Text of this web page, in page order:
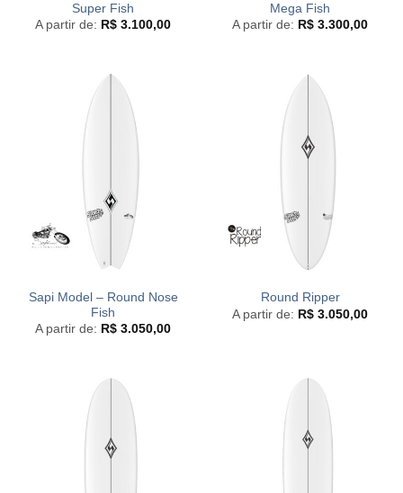
Super Fish
A partir de: R$ 3.100,00
Mega Fish
A partir de: R$ 3.300,00
Sapi Model – Round Nose
Fish
A partir de: R$ 3.050,00
Round Ripper
A partir de: R$ 3.050,00